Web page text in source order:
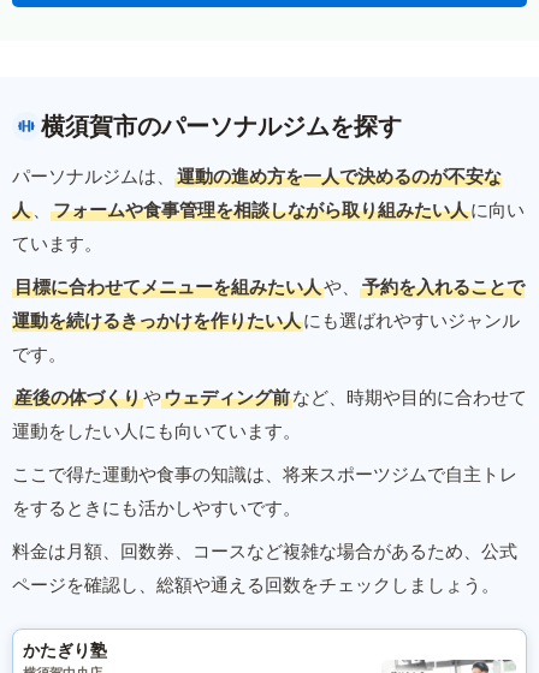
横須賀市のパーソナルジムを探す
パーソナルジムは、
運動の進め方を一人で決めるのが不安な
人 、 フォームや食事管理を相談しながら取り組みたい人に向い
ています。
目標に合わせてメニューを組みたい人や、
予約を入れることで
運動を続けるきっかけを作りたい人にも選ばれやすいジャンル
です。
産後の体づくりやウェディング前など、時期や目的に合わせて
運動をしたい人にも向いています。
ここで得た運動や食事の知識は、将来スポーツジムで自主トレ
をするときにも活かしやすいです。
料金は月額、回数券、コースなど複雑な場合があるため、公式
ページを確認し、総額や通える回数をチェックしましょう。
かたぎり塾